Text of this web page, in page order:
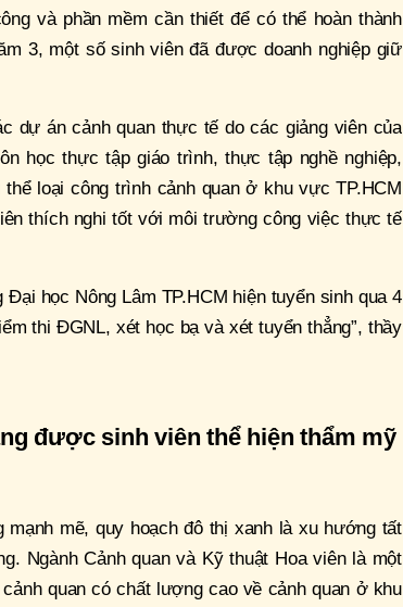
và phần mềm cần thiết để có thể hoàn thành
3, một số sinh viên đã được doanh nghiệp giữ
dự án cảnh quan thực tế do các giảng viên của
học thực tập giáo trình, thực tập nghề nghiệp,
loại công trình cảnh quan ở khu vực TP.HCM
thích nghi tốt với môi trường công việc thực tế
học Nông Lâm TP.HCM hiện tuyển sinh qua 4
thi ĐGNL, xét học bạ và xét tuyển thẳng”, thầy
được sinh viên thể hiện thẩm mỹ
mạnh mẽ, quy hoạch đô thị xanh là xu hướng tất
Ngành Cảnh quan và Kỹ thuật Hoa viên là một
quan có chất lượng cao về cảnh quan ở khu